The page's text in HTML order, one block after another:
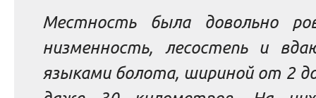
Местность была довольно
низменность, лесостепь и
языками болота, шириной от 2